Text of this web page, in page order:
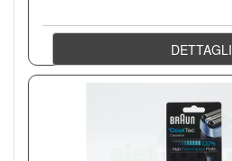
DETTAGLI